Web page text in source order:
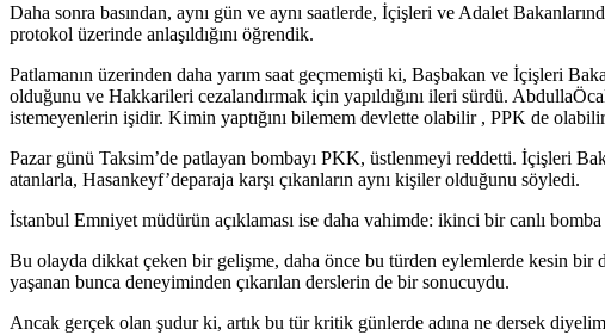
Daha sonra basından, aynı gün ve aynı saatlerde, İçişleri ve Adalet
protokol üzerinde anlaşıldığını öğrendik.
Patlamanın üzerinden daha yarım saat geçmemişti ki, Başbakan ve İçişleri
olduğunu ve Hakkarileri cezalandırmak için yapıldığını ileri sürdü.
istemeyenlerin işidir. Kimin yaptığını bilemem devlette olabilir , PPK de olabilir,
Pazar günü Taksim’de patlayan bombayı PKK, üstlenmeyi reddetti. İçişleri
atanlarla, Hasankeyf’deparaja karşı çıkanların aynı kişiler olduğunu söyledi.
İstanbul Emniyet müdürün açıklaması ise daha vahimde: ikinci bir canlı
Bu olayda dikkat çeken bir gelişme, daha önce bu türden eylemlerde kesin
yaşanan bunca deneyiminden çıkarılan derslerin de bir sonucuydu.
Ancak gerçek olan şudur ki, artık bu tür kritik günlerde adına ne dersek